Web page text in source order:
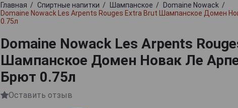
Главная Спиртные напитки Шампанское
Domaine Nowack
Domaine Nowack Les Arpents Rouges Extra Brut Шампанское Домен
0.75л
Domaine Nowack Les Arpents
Шампанское Домен Новак Ле
Брют 0.75л
Оставить отзыв